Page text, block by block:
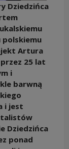
Dziedzińca
polskiemu
Artura
25 lat
i
barwną
i jest
Dziedzińca
ponad